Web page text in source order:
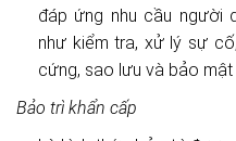
đáp ứng nhu cầu người
như kiểm tra, xử lý sự
cứng, sao lưu và bảo mật
Bảo trì khẩn cấp